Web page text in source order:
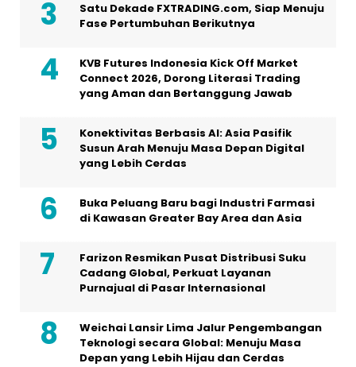
Satu Dekade FXTRADING.com, Siap Menuju
Fase Pertumbuhan Berikutnya
KVB Futures Indonesia Kick Off Market
Connect 2026, Dorong Literasi Trading
yang Aman dan Bertanggung Jawab
Konektivitas Berbasis AI: Asia Pasifik
Susun Arah Menuju Masa Depan Digital
yang Lebih Cerdas
Buka Peluang Baru bagi Industri Farmasi
di Kawasan Greater Bay Area dan Asia
Farizon Resmikan Pusat Distribusi Suku
Cadang Global, Perkuat Layanan
Purnajual di Pasar Internasional
Weichai Lansir Lima Jalur Pengembangan
Teknologi secara Global: Menuju Masa
Depan yang Lebih Hijau dan Cerdas